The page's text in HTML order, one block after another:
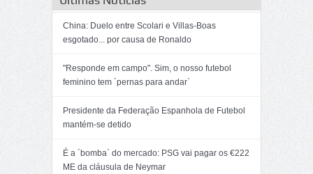
China: Duelo entre Scolari e Villas-Boas
esgotado... por causa de Ronaldo
"Responde em campo". Sim, o nosso futebol
feminino tem ´pernas para andar`
Presidente da Federação Espanhola de Futebol
mantém-se detido
É a ´bomba` do mercado: PSG vai pagar os €222
ME da cláusula de Neymar